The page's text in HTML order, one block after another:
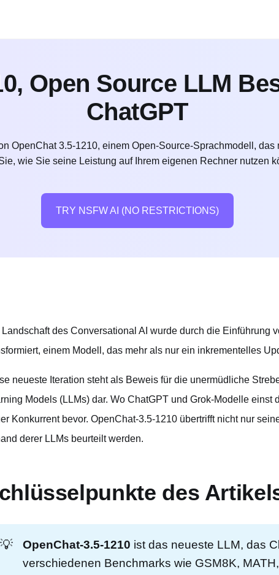
Open Source LLM
ChatGPT
OpenChat 3.5-1210, einem Open-Source-Sprachmodell,
wie Sie seine Leistung auf Ihrem eigenen Rechner nutzen
TRY NSFW AI (NO RESTRICTIONS)
Landschaft des Conversational AI wurde durch die Einführung
einem Modell, das mehr als nur ein inkrementelles
neueste Iteration steht als Beweis für die unermüdliche
Models (LLMs) dar. Wo ChatGPT und Grok-Modelle
Konkurrent bevor. OpenChat-3.5-1210 übertrifft nicht nur
derer LLMs beurteilt werden.
des
💡 OpenChat-3.5-1210 ist das neueste LLM, das
verschiedenen Benchmarks wie GSM8K,